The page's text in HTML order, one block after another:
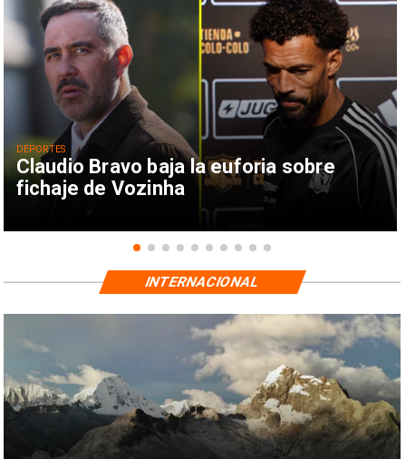
Claudio Bravo baja la euforia sobre
fichaje de Vozinha
DEPORTES
INTERNACIONAL